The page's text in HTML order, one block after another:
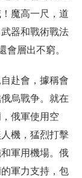
魔高一尺，道
器和戰術戰法
會層出不窮。
赴會，據稱會
烏戰争。就在
俄軍使用空
機，猛烈打擊
軍用機場。俄
軍力支持，包